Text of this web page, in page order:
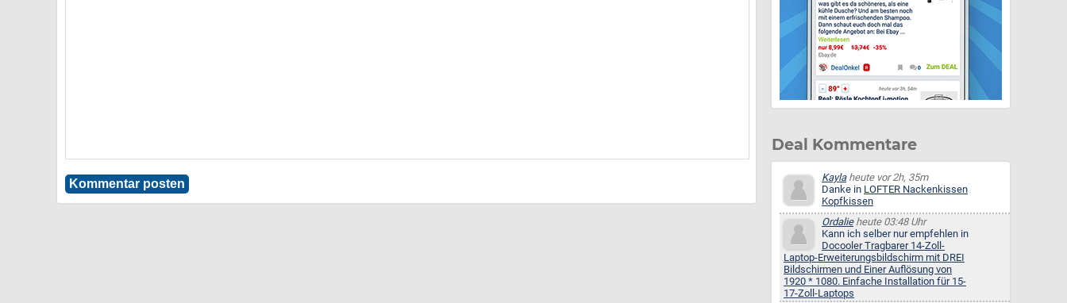
Deal Kommentare
Kaylaheute vor 2h, 35m
Danke in LOFTER Nackenkissen
Kopfkissen
Ordalieheute 03:48 Uhr
Kann ich selber nur empfehlen in
Docooler Tragbarer 14-Zoll-
Laptop-Erweiterungsbildschirm mit DREI
Bildschirmen und Einer Auflösung von
1920 * 1080. Einfache Installation für 15-
17-Zoll-Laptops